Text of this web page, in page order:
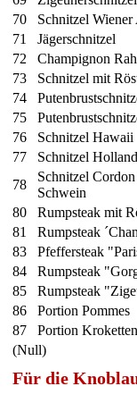
70
Schnitzel Wiener
71
Jägerschnitzel
72
Champignon
73
Schnitzel mit
74
75
76
Schnitzel Hawaii
77
Schnitzel
78
Schnitzel
Schwein
80
Rumpsteak mit
81
Rumpsteak
83
Pfeffersteak
84
Rumpsteak
85
Rumpsteak
86
Portion Pommes
87
Portion Kroketten
(Null)
Für die